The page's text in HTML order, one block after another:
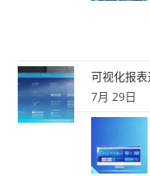
可视化报
7月 29日